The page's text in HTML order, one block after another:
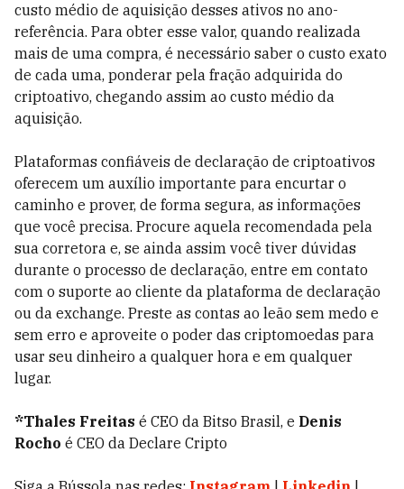
custo médio de aquisição desses ativos no ano-
referência. Para obter esse valor, quando realizada
mais de uma compra, é necessário saber o custo exato
de cada uma, ponderar pela fração adquirida do
criptoativo, chegando assim ao custo médio da
aquisição.
Plataformas confiáveis de declaração de criptoativos
oferecem um auxílio importante para encurtar o
caminho e prover, de forma segura, as informações
que você precisa. Procure aquela recomendada pela
sua corretora e, se ainda assim você tiver dúvidas
durante o processo de declaração, entre em contato
com o suporte ao cliente da plataforma de declaração
ou da exchange. Preste as contas ao leão sem medo e
sem erro e aproveite o poder das criptomoedas para
usar seu dinheiro a qualquer hora e em qualquer
lugar.
*Thales Freitas é CEO da Bitso Brasil, e Denis
Rocho é CEO da Declare Cripto